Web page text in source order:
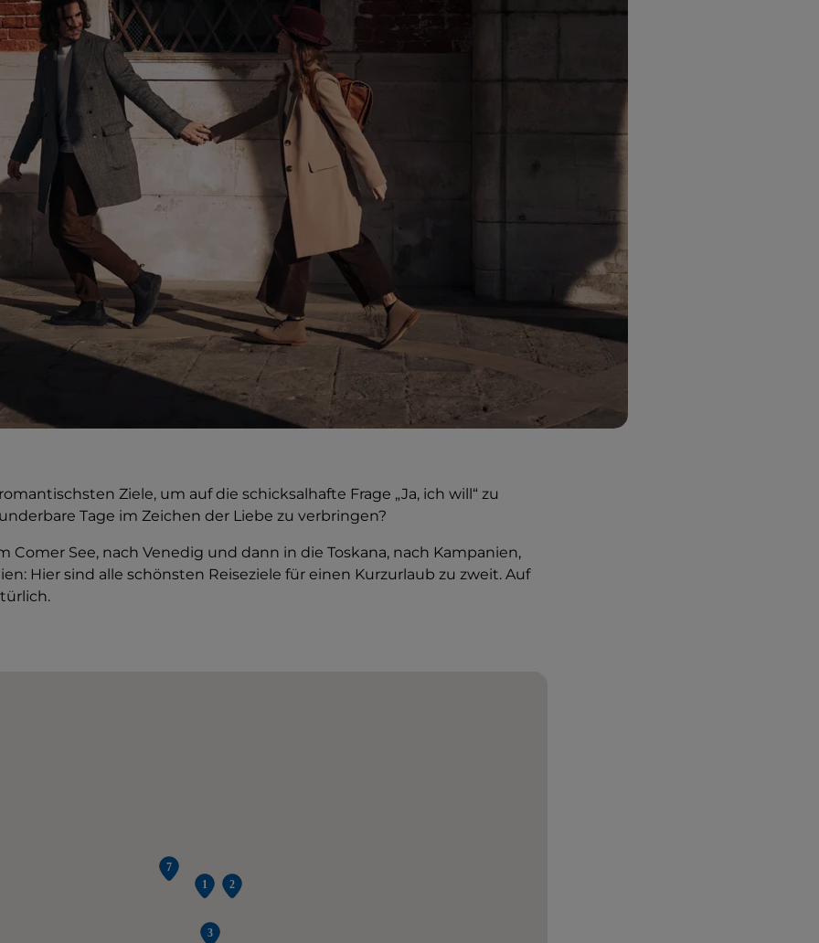
Ziele, um auf die schicksalhafte Frage „Ja, ich will“ zu
Tage im Zeichen der Liebe zu verbringen?
Comer See, nach Venedig und dann in die Toskana, nach Kampanien,
Hier sind alle schönsten Reiseziele für einen Kurzurlaub zu zweit. Auf